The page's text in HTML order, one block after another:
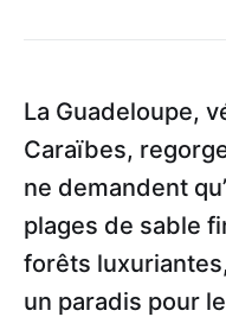
La Guadeloupe,
Caraïbes,
ne demandent
plages de sable
forêts
un paradis pour